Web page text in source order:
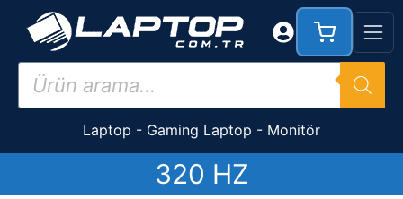
İçeriğe
Products
search
Laptop - Gaming Laptop - Monitör
320 HZ